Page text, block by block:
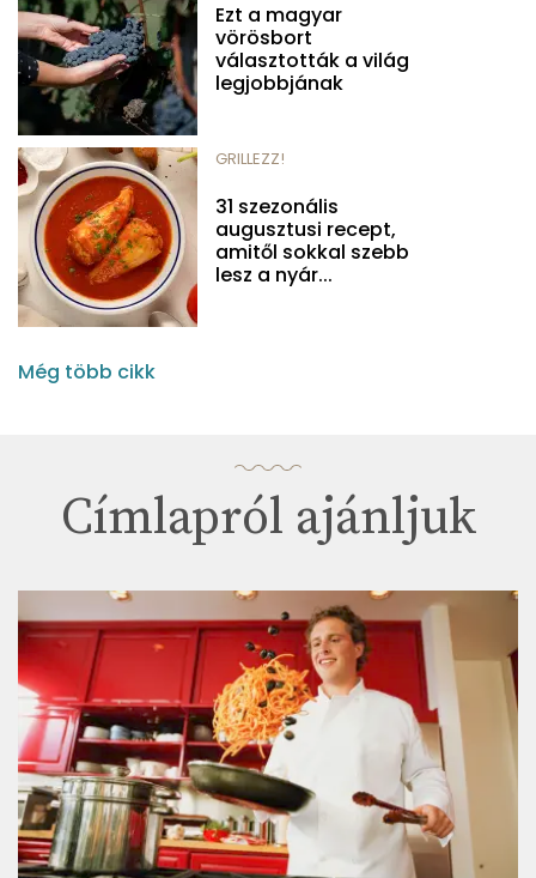
Ezt a magyar
vörösbort
választották a világ
legjobbjának
GRILLEZZ!
31 szezonális
augusztusi recept,
amitől sokkal szebb
lesz a nyár...
Még több cikk
Címlapról ajánljuk